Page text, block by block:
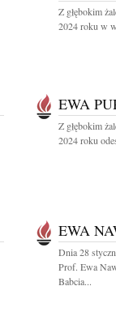
Z głębokim
2024 roku w
EWA
Z głębokim
2024 roku
EWA
Dnia 28
Prof. Ewa
Babcia...